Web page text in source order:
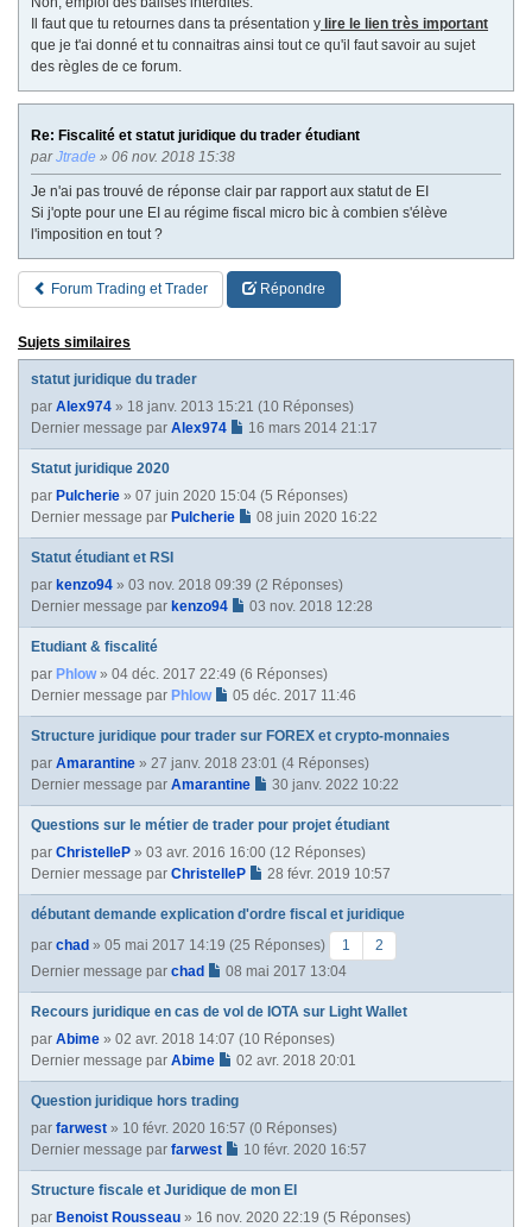
Il faut que tu retournes dans ta présentation y lire le lien très important
que je t'ai donné et tu connaitras ainsi tout ce qu'il faut savoir au sujet
des règles de ce forum.
Re: Fiscalité et statut juridique du trader étudiant
parJtrade » 06 nov. 2018 15:38
Je n'ai pas trouvé de réponse clair par rapport aux statut de EI
Si j'opte pour une EI au régime fiscal micro bic à combien s'élève
l'imposition en tout ?
Forum Trading et Trader Répondre
Sujets similaires
statut juridique du trader
par Alex974 » 18 janv. 2013 15:21 (10 Réponses)
Dernier message par Alex974 16 mars 2014 21:17
Statut juridique 2020
par Pulcherie » 07 juin 2020 15:04 (5 Réponses)
Dernier message par Pulcherie 08 juin 2020 16:22
Statut étudiant et RSI
par kenzo94 » 03 nov. 2018 09:39 (2 Réponses)
Dernier message par kenzo94 03 nov. 2018 12:28
Etudiant & fiscalité
par Phlow» 04 déc. 2017 22:49 (6 Réponses)
Dernier message par Phlow 05 déc. 2017 11:46
Structure juridique pour trader sur FOREX et crypto-monnaies
par Amarantine » 27 janv. 2018 23:01 (4 Réponses)
Dernier message par Amarantine 30 janv. 2022 10:22
Questions sur le métier de trader pour projet étudiant
par ChristelleP » 03 avr. 2016 16:00 (12 Réponses)
Dernier message par ChristelleP 28 févr. 2019 10:57
débutant demande explication d'ordre fiscal et juridique
par chad » 05 mai 2017 14:19 (25 Réponses) 1
2
Dernier message par chad 08 mai 2017 13:04
Recours juridique en cas de vol de IOTA sur Light Wallet
par Abime » 02 avr. 2018 14:07 (10 Réponses)
Dernier message par Abime 02 avr. 2018 20:01
Question juridique hors trading
par farwest » 10 févr. 2020 16:57 (0 Réponses)
Dernier message par farwest 10 févr. 2020 16:57
Structure fiscale et Juridique de mon EI
par Benoist Rousseau » 16 nov. 2020 22:19 (5 Réponses)